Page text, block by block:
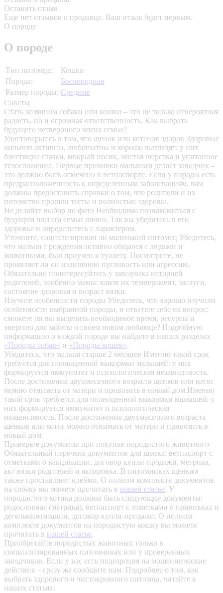
Оставить отзыв
Еще нет отзывов о продавце. Ваш отзыв будет первым.
О породе
О породе
Тип питомца:
Кошки
Порода:
Беспородная
Размер породы: Средние
Советы
Стать хозяином собаки или кошки – это не только невероятная
радость, но и огромная ответственность. Как выбрать
будущего четвероного члена семьи?
Удостоверьтесь в том, что щенок или котенок здоров Здоровые
малыши активны, любопытны и хорошо выглядят: у них
блестящие глазки, мокрый носик, чистая шерстка и упитанное
телосложение. Первые прививки малышам делает заводчик –
это должно быть отмечено в ветпаспорте. Если у породы есть
предрасположенность к определенным заболеваниям, вам
должны предоставить справки о том, что родители и их
потомство прошли тесты и полностью здоровы.
Не делайте выбор по фото Необходимо познакомиться с
будущим членом семьи лично. Так вы убедитесь в его
здоровье и определитесь с характером.
Уточните, социализирован ли маленький питомец Убедитесь,
что малыш с рождения активно общался с людьми и
животными, был приучен к туалету. Посмотрите, не
проявляет ли он излишнюю пугливость или агрессию.
Обязательно поинтересуйтесь у заводчика историей
родителей, особенно мамы: каков их темперамент, заслуги,
состояние здоровья и возраст вязки.
Изучите особенности породы Убедитесь, что хорошо изучили
особенности выбранной породы, и ответьте себе на вопрос:
сможете ли вы выделить необходимое время, ресурсы и
энергию для заботы о своем новом любимце? Подробную
информацию о каждой породе вы найдете в наших разделах
«Породы собак» и «Породы кошек».
Убедитесь, что малыш старше 2 месяцев Именно такой срок
требуется для полноценной выкормки малышей: у них
формируется иммунитет и психологическая независимость.
После достижения двухмесячного возраста щенков или котят
можно отнимать от матери и привозить в новый дом.Именно
такой срок требуется для полноценной выкормки малышей: у
них формируется иммунитет и психологическая
независимость. После достижения двухмесячного возраста
щенков или котят можно отнимать от матери и привозить в
новый дом.
Проверьте документы при покупке породистого животного
Обязательный перечень документов для щенка: ветпаспорт с
отметками о вакцинации, договор купли-продажи, метрика,
акт вязки родителей и актировка. В питомниках щенкам
также проставляют клеймо. О полном комплекте документов
на собаку вы можете прочитать в нашей статье. У
породистого котика должны быть следующие документы:
родословная (метрика), ветпаспорт с отметками о прививках и
дегельминтизации, договор купли-продажи. О полном
комплекте документов на породистую кошку вы можете
прочитать в нашей статье.
Приобретайте породистых животных только в
специализированных питомниках или у проверенных
заводчиков. Если у вас есть подозрения на мошеннические
действия – сразу же сообщите нам. Подробнее о том, как
выбрать здорового и чистокровного питомца, читайте в
наших статьях: